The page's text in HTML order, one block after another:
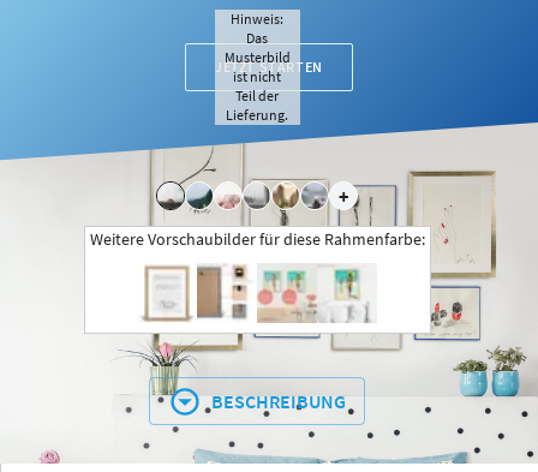
JETZT STARTEN
+
Hinweis:
Das
Musterbild
ist nicht
Teil der
Lieferung.
Weitere Vorschaubilder für diese Rahmenfarbe:
BESCHREIBUNG